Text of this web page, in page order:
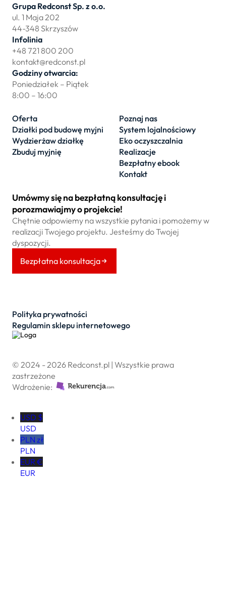
Grupa Redconst Sp. z o.o.
ul. 1 Maja 202
44-348 Skrzyszów
Infolinia
+48 721 800 200
kontakt@redconst.pl
Godziny otwarcia:
Poniedziałek – Piątek
8:00 – 16:00
Oferta
Działki pod budowę myjni
Wydzierżaw działkę
Zbuduj myjnię
Poznaj nas
System lojalnościowy
Eko oczyszczalnia
Realizacje
Bezpłatny ebook
Kontakt
Umówmy się na bezpłatną konsultację i
porozmawiajmy o projekcie!
Chętnie odpowiemy na wszystkie pytania i pomożemy w
realizacji Twojego projektu. Jesteśmy do Twojej
dyspozycji.
Bezpłatna konsultacja
Polityka prywatności
Regulamin sklepu internetowego
© 2024 - 2026 Redconst.pl | Wszystkie prawa
zastrzeżone
Wdrożenie:
USD $
USD
PLN zł
PLN
EUR €
EUR